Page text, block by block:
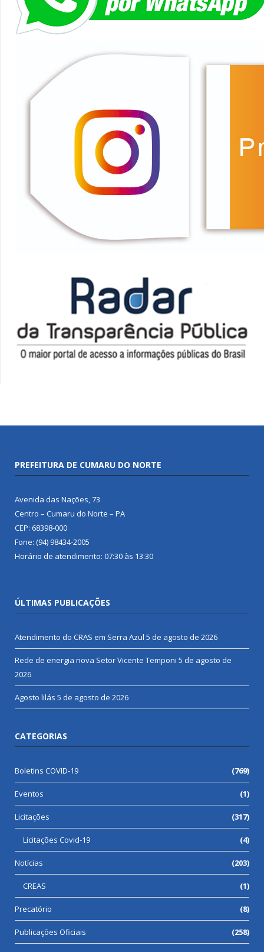
PREFEITURA DE CUMARU DO NORTE
Avenida das Nações, 73
Centro – Cumaru do Norte – PA
CEP: 68398-000
Fone: (94) 98434-2005
Horário de atendimento: 07:30 às 13:30
ÚLTIMAS PUBLICAÇÕES
Atendimento do CRAS em Serra Azul 5 de agosto de 2026
Rede de energia nova Setor Vicente Temponi 5 de agosto de
2026
Agosto lilás 5 de agosto de 2026
CATEGORIAS
Boletins COVID-19 (769)
Eventos (1)
Licitações (317)
Licitações Covid-19 (4)
Notícias (203)
CREAS (1)
Precatório (8)
Publicações Oficiais (258)